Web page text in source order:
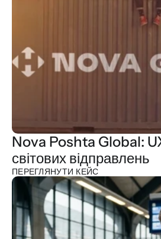
Nova Poshta Global:
світових відправлень
ПЕРЕГЛЯНУТИ КЕЙС